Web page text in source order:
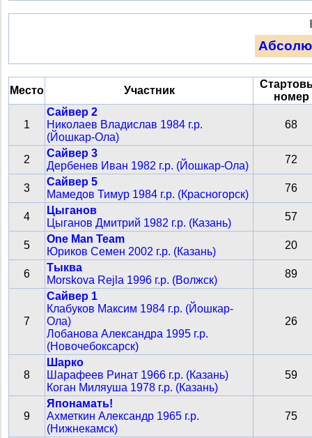
Место Участник
номер
1
Сайвер 2
Николаев Владислав 1984 г.р.
(Йошкар-Ола)
68
2
Сайвер 3
Дербенев Иван 1982 г.р. (Йошкар-Ола)
72
3
Сайвер 5
Мамедов Тимур 1984 г.р. (Красногорск)
76
4
Цыганов
Цыганов Дмитрий 1982 г.р. (Казань)
57
5
One Man Team
Юриков Семен 2002 г.р. (Казань)
20
6
Тыква
Morskova Rejla 1996 г.р. (Волжск)
89
7
Сайвер 1
Клабуков Максим 1984 г.р. (Йошкар-
Ола)
Лобанова Александра 1995 г.р.
(Новочебоксарск)
26
8
Шарко
Шарафеев Ринат 1966 г.р. (Казань)
Коган Миляуша 1978 г.р. (Казань)
59
9
Японамать!
Ахметкин Александр 1965 г.р.
(Нижнекамск)
75